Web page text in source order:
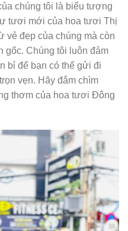
chúng tôi là biểu tượng
tươi mới của hoa tươi Thị
vẻ đẹp của chúng mà còn
gốc. Chúng tôi luôn đảm
bỉ để bạn có thể gửi đi
vẹn. Hãy đắm chìm
thơm của hoa tươi Đông